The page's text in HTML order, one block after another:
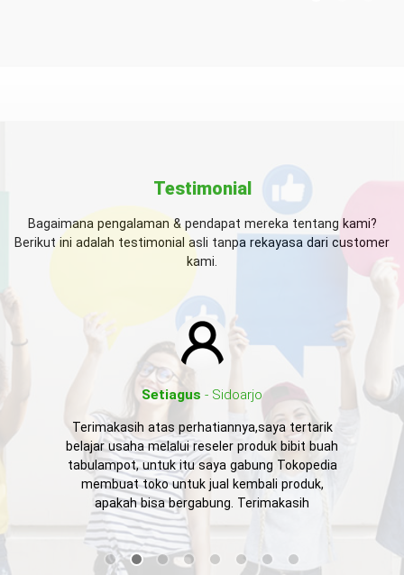
Testimonial
Bagaimana pengalaman & pendapat mereka tentang kami?
Berikut ini adalah testimonial asli tanpa rekayasa dari customer
kami.
Setiagus - Sidoarjo
Terimakasih atas perhatiannya,saya tertarik
belajar usaha melalui reseler produk bibit buah
tabulampot, untuk itu saya gabung Tokopedia
membuat toko untuk jual kembali produk,
apakah bisa bergabung. Terimakasih